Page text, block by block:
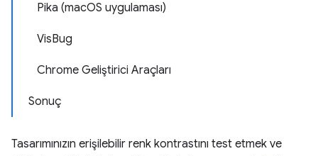
Pika (macOS uygulaması)
VisBug
Chrome Geliştirici Araçları
Sonuç
Tasarımınızın erişilebilir renk kontrastını test etmek ve